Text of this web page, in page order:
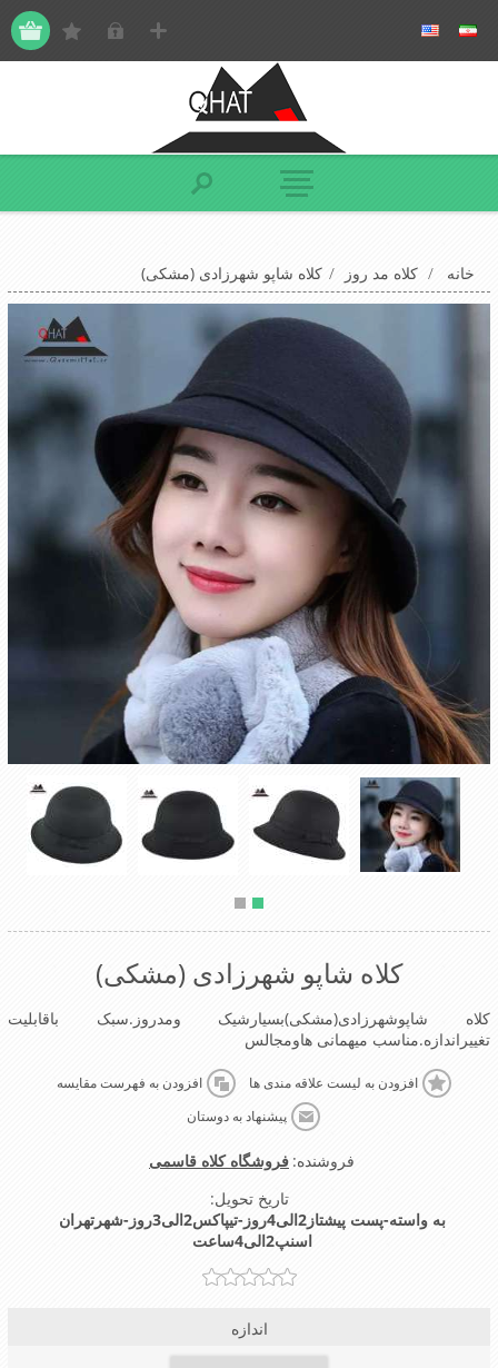
خانه / کلاه مد روز / کلاه شاپو شهرزادی (مشکی)
کلاه شاپو شهرزادی (مشکی)
کلاه شاپوشهرزادی(مشکی)بسیارشیک ومدروز.سبک باقابلیت
تغییراندازه.مناسب میهمانی هاومجالس
افزودن به لیست علاقه مندی ها افزودن به فهرست مقایسه
پیشنهاد به دوستان
فروشنده: فروشگاه کلاه قاسمی
تاریخ تحویل:
به واسته-پست پیشتاز2الی4روز-تیپاکس2الی3روز-شهرتهران
اسنپ2الی4ساعت
اندازه